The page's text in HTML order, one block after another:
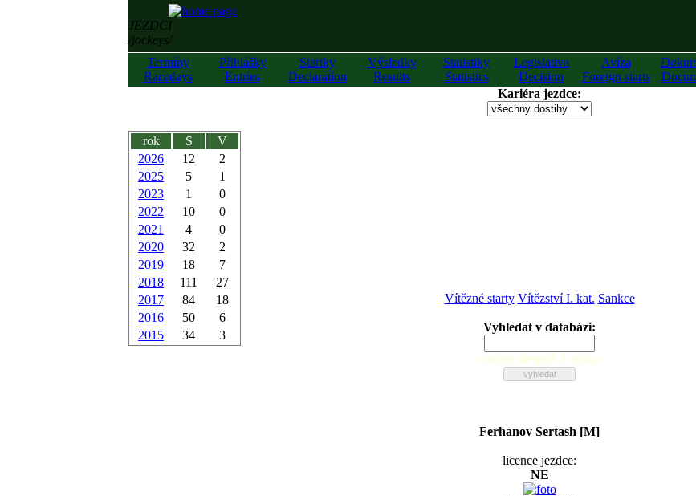
JEZDCI
/jockeys/
Termíny
Racedays
Přihlášky
Entries
Startky
Declaration
Výsledky
Results
Statistiky
Statistics
Legislativa
Decision
Avíza
Foreign starts
Kariéra jezdce:
rok S
V
2026
12
2
2025
5
1
2023
1
0
2022
10
0
2021
4
0
2020
32
2
2019
18
7
2018
111
27
2017
84
18
2016
50
6
2015
34 3
Vítězné starty Vítězství I. kat. Sankce
Vyhledat v databázi:
zadejte alespoň 2 znaky
Ferhanov Sertash [M]
licence jezdce:
NE